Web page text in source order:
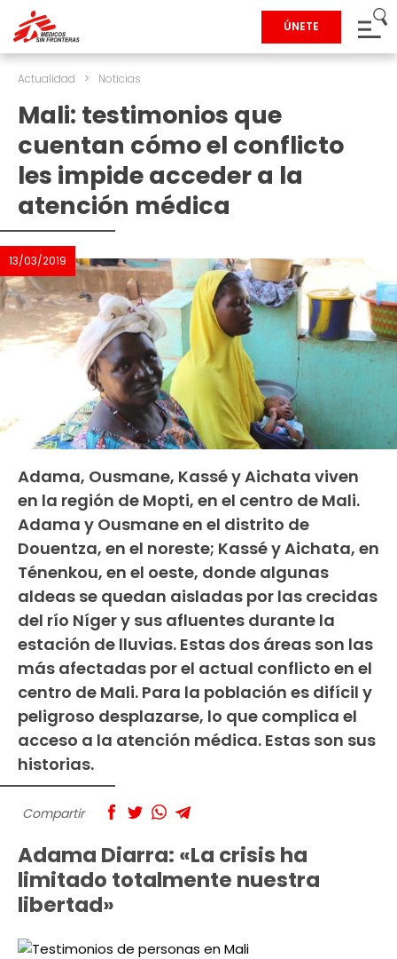
ÚNETE
Actualidad > Noticias
Mali: testimonios que
cuentan cómo el conflicto
les impide acceder a la
atención médica
13/03/2019
Adama, Ousmane, Kassé y Aichata viven
en la región de Mopti, en el centro de Mali.
Adama y Ousmane en el distrito de
Douentza, en el noreste; Kassé y Aichata, en
Ténenkou, en el oeste, donde algunas
aldeas se quedan aisladas por las crecidas
del río Níger y sus afluentes durante la
estación de lluvias. Estas dos áreas son las
más afectadas por el actual conflicto en el
centro de Mali. Para la población es difícil y
peligroso desplazarse, lo que complica el
acceso a la atención médica. Estas son sus
historias.
Compartir
Adama Diarra: «La crisis ha
limitado totalmente nuestra
libertad»